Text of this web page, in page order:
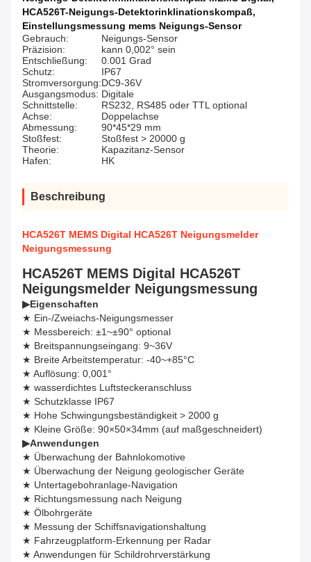
HCA526T-Neigungs-Detektorinklinationskompaß,
Einstellungsmessung mems Neigungs-Sensor
Gebrauch:
Neigungs-Sensor
Präzision:
kann 0,002° sein
Entschließung:
0.001 Grad
Schutz:
IP67
Stromversorgung:DC9-36V
Ausgangsmodus: Digitale
Schnittstelle:
RS232, RS485 oder TTL optional
Achse:
Doppelachse
Abmessung:
90*45*29 mm
Stoßfest:
Stoßfest > 20000 g
Theorie:
Kapazitanz-Sensor
Hafen:
HK
Beschreibung
HCA526T MEMS Digital HCA526T Neigungsmelder
Neigungsmessung
HCA526T MEMS Digital HCA526T
Neigungsmelder Neigungsmessung
▶Eigenschaften
★ Ein-/Zweiachs-Neigungsmesser
★ Messbereich: ±1~±90° optional
★ Breitspannungseingang: 9~36V
★ Breite Arbeitstemperatur: -40~+85°C
★ Auflösung: 0,001°
★ wasserdichtes Luftsteckeranschluss
★ Schutzklasse IP67
★ Hohe Schwingungsbeständigkeit > 2000 g
★ Kleine Größe: 90×50×34mm (auf maßgeschneidert)
▶Anwendungen
★ Überwachung der Bahnlokomotive
★ Überwachung der Neigung geologischer Geräte
★ Untertagebohranlage-Navigation
★ Richtungsmessung nach Neigung
★ Ölbohrgeräte
★ Messung der Schiffsnavigationshaltung
★ Fahrzeugplatform-Erkennung per Radar
★ Anwendungen für Schildrohrverstärkung